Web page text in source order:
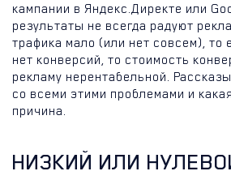
кампании в Яндекс.Директе или
результаты не всегда радуют
трафика мало (или нет совсем), то
нет конверсий, то стоимость
рекламу нерентабельной.
со всеми этими проблемами и
причина.
НИЗКИЙ ИЛИ